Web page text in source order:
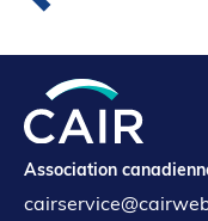
Association